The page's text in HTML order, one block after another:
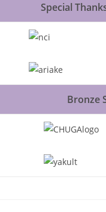
Special
Bronze